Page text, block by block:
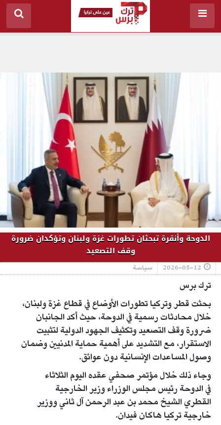
الدوحة وأنقرة تبحثان تطورات غزة ولبنان وتؤكدان ضرورة
وقف التصعيد
2026-05-12 سياسة
ترك برس
بحثت قطر وتركيا تطورات الأوضاع في قطاع غزة ولبنان،
خلال محادثات رسمية في الدوحة، حيث أكد الجانبان
ضرورة وقف التصعيد وتكثيف الجهود الدولية لتثبيت
الاستقرار، مع التشديد على أهمية حماية المدنيين وضمان
وصول المساعدات الإنسانية دون عوائق.
وجاء ذلك خلال مؤتمر صحفي عقده اليوم الثلاثاء
في الدوحة رئيس مجلس الوزراء وزير الخارجية
القطري الشيخ محمد بن عبد الرحمن آل ثاني ووزير
خارجية تركيا هاكان فيدان.